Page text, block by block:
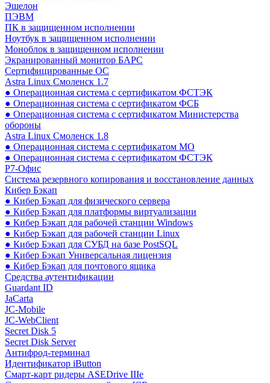
Эшелон
ПЭВМ
ПК в защищенном исполнении
Ноутбук в защищенном исполнении
Моноблок в защищенном исполнении
Экранированный монитор БАРС
Сертифицированные ОС
Astra Linux Смоленск 1.7
● Операционная система с сертификатом ФСТЭК
● Операционная система с сертификатом ФСБ
● Операционная система с сертификатом Министерства
обороны
Astra Linux Смоленск 1.8
● Операционная система с сертификатом МО
● Операционная система с сертификатом ФСТЭК
Р7-Офис
Система резервного копирования и восстановление данных
Кибер Бэкап
● Кибер Бэкап для физического сервера
● Кибер Бэкап для платформы виртуализации
● Кибер Бэкап для рабочей станции Windows
● Кибер Бэкап для рабочей станции Linux
● Кибер Бэкап для СУБД на базе PostSQL
● Кибер Бэкап Универсальная лицензия
● Кибер Бэкап для почтового ящика
Средства аутентификации
Guardant ID
JaCarta
JC-Mobile
JC-WebClient
Secret Disk 5
Secret Disk Server
Антифрод-терминал
Идентификатор iButton
Смарт-карт ридеры ASEDrive IIIe